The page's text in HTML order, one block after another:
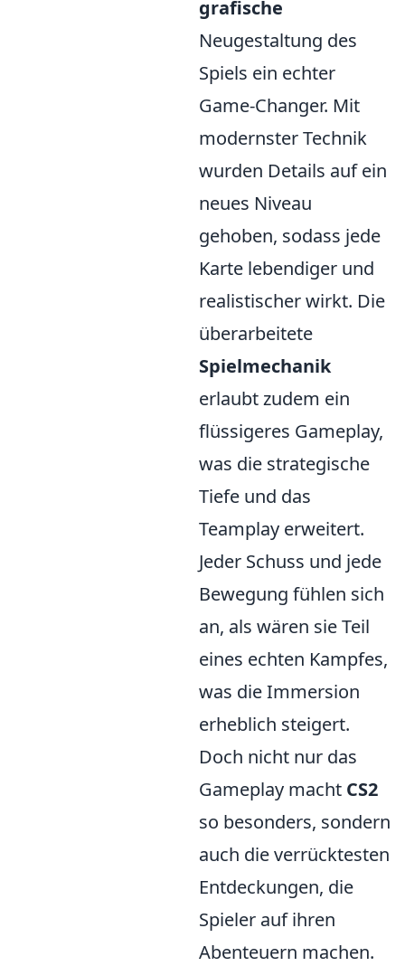
grafische
Neugestaltung des
Spiels ein echter
Game-Changer. Mit
modernster Technik
wurden Details auf ein
neues Niveau
gehoben, sodass jede
Karte lebendiger und
realistischer wirkt. Die
überarbeitete
Spielmechanik
erlaubt zudem ein
flüssigeres Gameplay,
was die strategische
Tiefe und das
Teamplay erweitert.
Jeder Schuss und jede
Bewegung fühlen sich
an, als wären sie Teil
eines echten Kampfes,
was die Immersion
erheblich steigert.
Doch nicht nur das
Gameplay macht CS2
so besonders, sondern
auch die verrücktesten
Entdeckungen, die
Spieler auf ihren
Abenteuern machen.